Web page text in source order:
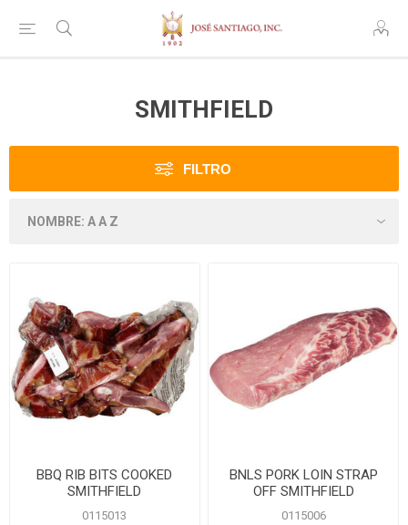
SMITHFIELD
FILTRO
BBQ RIB BITS COOKED
SMITHFIELD
0115013
BNLS PORK LOIN STRAP
OFF SMITHFIELD
0115006